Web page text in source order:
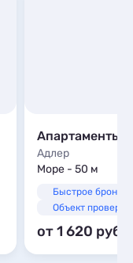
Апартаменты
Адлер
Море - 50 м
Быстрое
Объект проверен
от 1 620